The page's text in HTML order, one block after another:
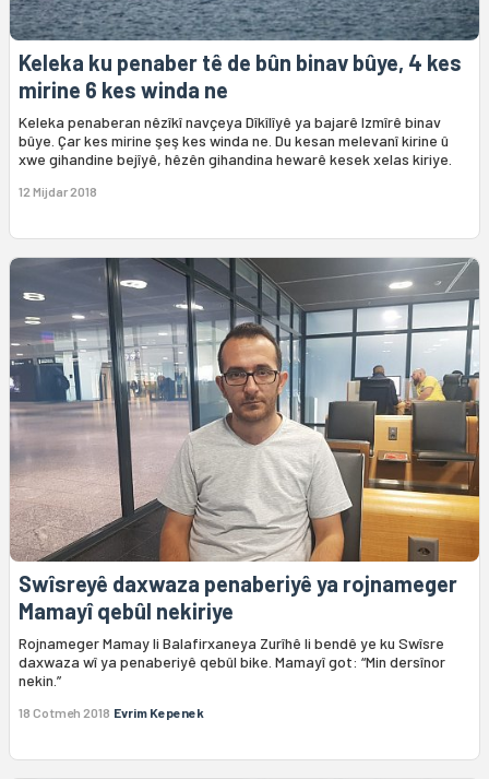
Keleka ku penaber tê de bûn binav bûye, 4 kes
mirine 6 kes winda ne
Keleka penaberan nêzîkî navçeya Dîkîlîyê ya bajarê Izmîrê binav
bûye. Çar kes mirine şeş kes winda ne. Du kesan melevanî kirine û
xwe gihandine bejîyê, hêzên gihandina hewarê kesek xelas kiriye.
12 Mijdar 2018
Swîsreyê daxwaza penaberiyê ya rojnameger
Mamayî qebûl nekiriye
Rojnameger Mamay li Balafirxaneya Zurîhê li bendê ye ku Swîsre
daxwaza wî ya penaberiyê qebûl bike. Mamayî got: “Min dersînor
nekin.”
18 Cotmeh 2018 Evrim Kepenek